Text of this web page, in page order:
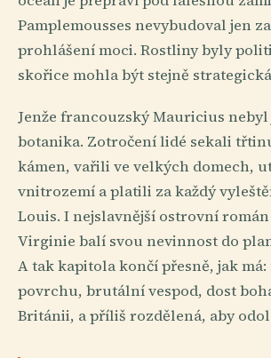
Pamplemousses nevybudoval jen
prohlášení moci. Rostliny byly
skořice mohla být stejně
Jenže francouzský Mauricius nebyl
botanika. Zotročení lidé sekali
kámen, vařili ve velkých domech,
vnitrozemí a platili za každý
Louis. I nejslavnější ostrovní
Virginie balí svou nevinnost do
A tak kapitola končí přesně, jak
povrchu, brutální vespod, dost
Británii, a příliš rozdělená, aby